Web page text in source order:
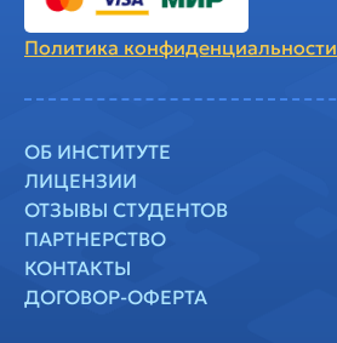
Политика конфиденциальности
ОБ ИНСТИТУТЕ
ЛИЦЕНЗИИ
ОТЗЫВЫ СТУДЕНТОВ
ПАРТНЕРСТВО
КОНТАКТЫ
ДОГОВОР-ОФЕРТА